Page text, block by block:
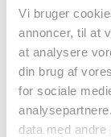
Vi bruger
annoncer, til at
at analysere
din brug af
for sociale
data med
Om